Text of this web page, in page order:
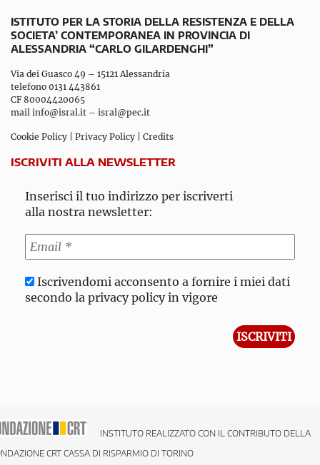
ISTITUTO PER LA STORIA DELLA RESISTENZA E DELLA
SOCIETA’ CONTEMPORANEA IN PROVINCIA DI
ALESSANDRIA “CARLO GILARDENGHI”
Via dei Guasco 49 – 15121 Alessandria
telefono 0131 443861
CF 80004420065
mail info@isral.it – isral@pec.it
Cookie Policy Privacy Policy Credits
ISCRIVITI ALLA NEWSLETTER
Inserisci il tuo indirizzo per iscriverti
alla nostra newsletter:
Iscrivendomi acconsento a fornire i miei dati
secondo la privacy policy in vigore
INSTITUTO REALIZZATO CON IL CONTRIBUTO DELLA
CRT CASSA DI RISPARMIO DI TORINO